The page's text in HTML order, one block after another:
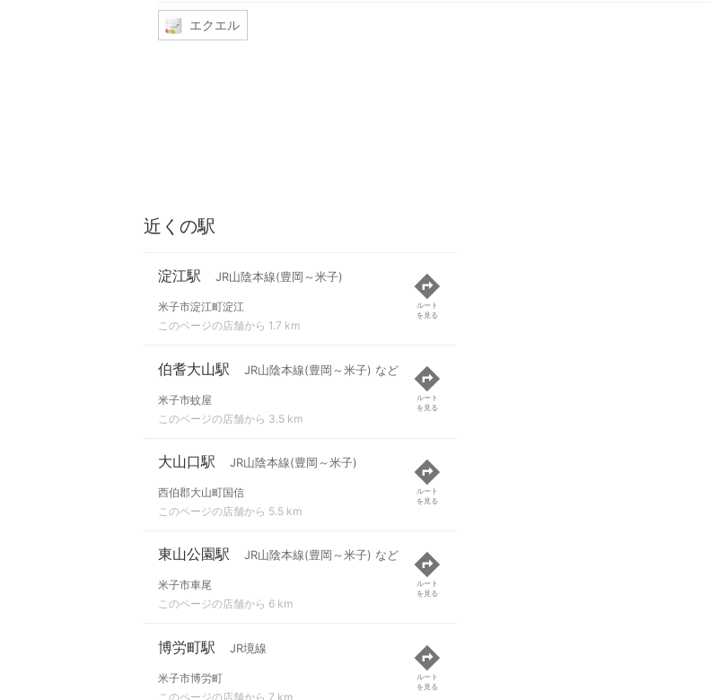
エクエル
近くの駅
淀江駅 JR山陰本線(豊岡～米子)
米子市淀江町淀江
このページの店舗から 1.7 km
ルート
を見る
伯耆大山駅 JR山陰本線(豊岡～米子) など
米子市蚊屋
このページの店舗から 3.5 km
ルート
を見る
大山口駅 JR山陰本線(豊岡～米子)
西伯郡大山町国信
このページの店舗から 5.5 km
ルート
を見る
東山公園駅 JR山陰本線(豊岡～米子) など
米子市車尾
このページの店舗から 6 km
ルート
を見る
博労町駅 JR境線
米子市博労町
このページの店舗から 7 km
ルート
を見る